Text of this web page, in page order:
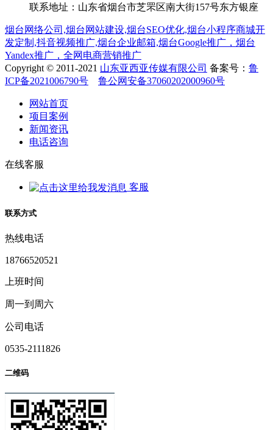
联系地址：山东省烟台市芝罘区南大街157号东方银座
烟台网络公司,烟台网站建设,烟台SEO优化,烟台小程序商城开
发定制,抖音视频推广,烟台企业邮箱,烟台Google推广，烟台
Yandex推广，全网电商营销推广
Copyright © 2011-2021 山东亚西亚传媒有限公司 备案号： 鲁
ICP备2021006790号
鲁公网安备37060202000960号
网站首页
项目案例
新闻资讯
电话咨询
在线客服
客服
联系方式
热线电话
18766520521
上班时间
周一到周六
公司电话
0535-2111826
二维码